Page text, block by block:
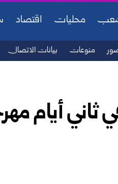
محليات اقتصاد
منوعات بيانات الاتصال
أيام